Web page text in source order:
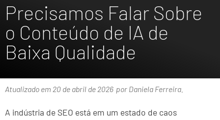
Precisamos Falar Sobre
o Conteúdo de IA de
Baixa Qualidade
Atualizado em 20 de abril de 2026 por Daniela Ferreira.
A indústria de SEO está em um estado de caos